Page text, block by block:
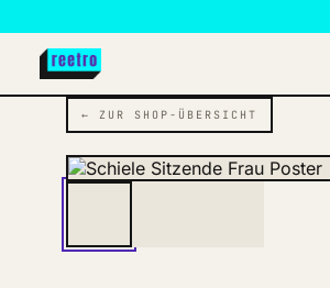
← ZUR SHOP-ÜBERSICHT